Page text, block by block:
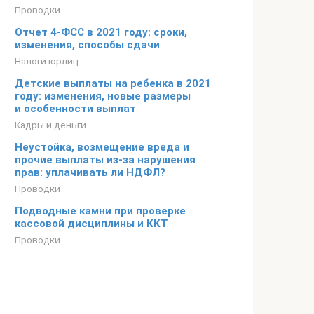
Проводки
Отчет 4‑ФСС в 2021 году: сроки,
изменения, способы сдачи
Налоги юрлиц
Детские выплаты на ребенка в 2021
году: изменения, новые размеры
и особенности выплат
Кадры и деньги
Неустойка, возмещение вреда и
прочие выплаты из-за нарушения
прав: уплачивать ли НДФЛ?
Проводки
Подводные камни при проверке
кассовой дисциплины и ККТ
Проводки